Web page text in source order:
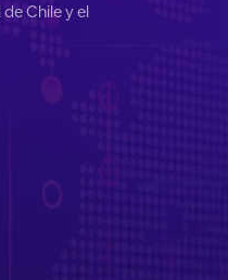
Chile y el